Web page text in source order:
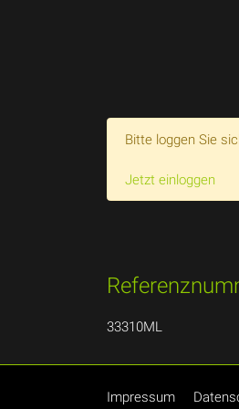
Bitte loggen Sie
Jetzt einloggen
33310ML
Impressum